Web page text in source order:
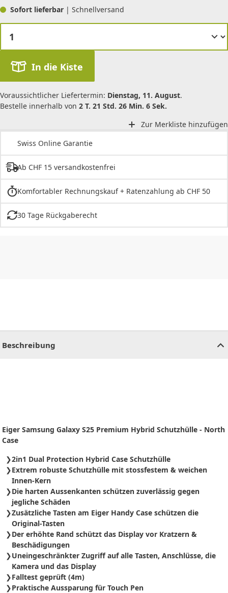
Sofort lieferbar | Schnellversand
In die Kiste
Voraussichtlicher Liefertermin: Dienstag, 11. August.
Bestelle innerhalb von 2 T. 21 Std. 26 Min. 6 Sek.
Zur Merkliste hinzufügen
Swiss Online Garantie
Ab CHF 15 versandkostenfrei
Komfortabler Rechnungskauf + Ratenzahlung ab CHF 50
30 Tage Rückgaberecht
Beschreibung
Eiger Samsung Galaxy S25 Premium Hybrid Schutzhülle - North
Case
2in1 Dual Protection Hybrid Case Schutzhülle
Extrem robuste Schutzhülle mit stossfestem & weichen
Innen-Kern
Die harten Aussenkanten schützen zuverlässig gegen
jegliche Schäden
Zusätzliche Tasten am Eiger Handy Case schützen die
Original-Tasten
Der erhöhte Rand schützt das Display vor Kratzern &
Beschädigungen
Uneingeschränkter Zugriff auf alle Tasten, Anschlüsse, die
Kamera und das Display
Falltest geprüft (4m)
Praktische Aussparung für Touch Pen